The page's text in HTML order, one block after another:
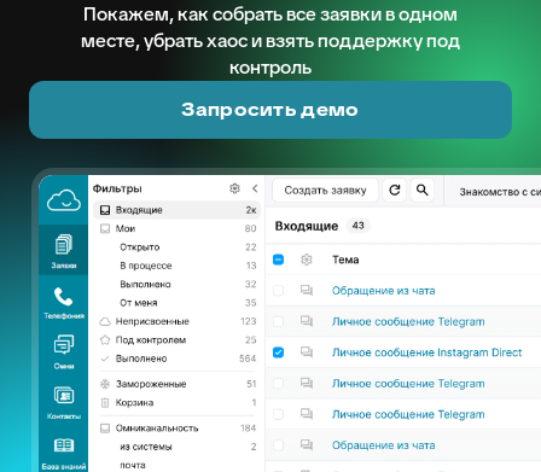
Покажем, как собрать все заявки в одном
месте, убрать хаос и взять поддержку под
контроль
Запросить демо